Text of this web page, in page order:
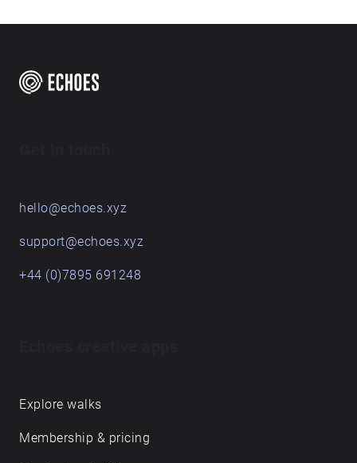
väestöä koskevasta datasta tikkurilalaisen eri
elämän osa-alueita koskevia keskiarvoja ja
hello@echoes.xyz
support@echoes.xyz
+44 (0)7895 691248
Explore walks
Membership & pricing